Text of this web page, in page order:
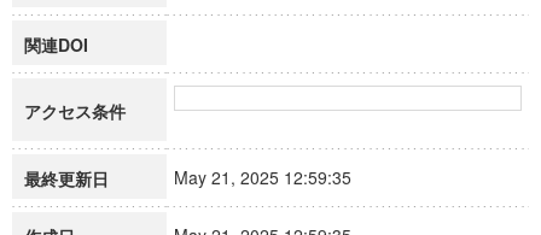
関連DOI
アクセス条件
最終更新日 May 21, 2025 12:59:35